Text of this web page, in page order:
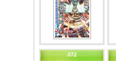
072